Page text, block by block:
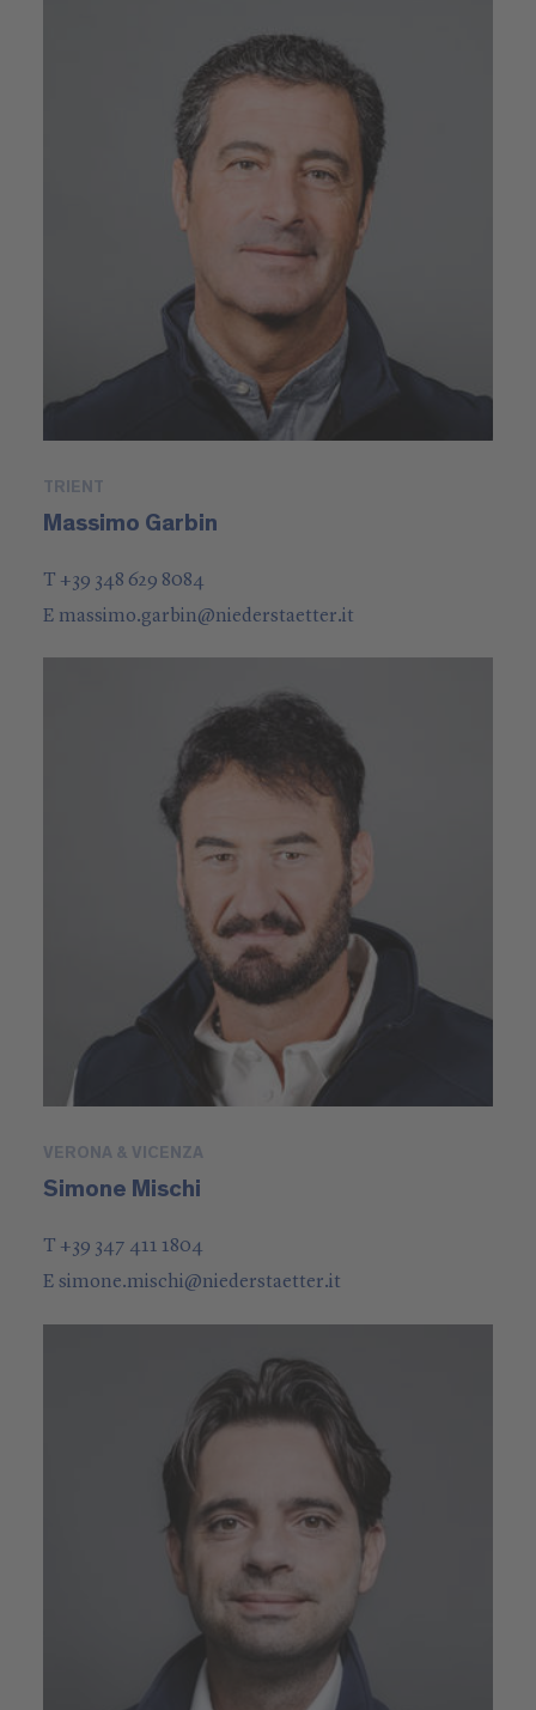
TRIENT
Massimo Garbin
T +39 348 629 8084
E massimo.garbin@niederstaetter.it
VERONA & VICENZA
Simone Mischi
T +39 347 411 1804
Esimone.mischi@niederstaetter.it